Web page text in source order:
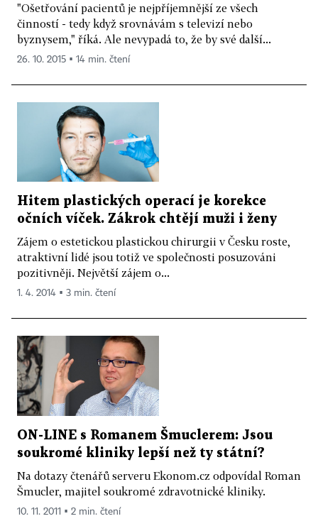
"Ošetřování pacientů je nejpříjemnější ze všech
činností - tedy když srovnávám s televizí nebo
byznysem," říká. Ale nevypadá to, že by své další...
26. 10. 2015 ▪ 14 min. čtení
Hitem plastických operací je korekce
očních víček. Zákrok chtějí muži i ženy
Zájem o estetickou plastickou chirurgii v Česku roste,
atraktivní lidé jsou totiž ve společnosti posuzováni
pozitivněji. Největší zájem o...
1. 4. 2014 ▪ 3 min. čtení
ON-LINE s Romanem Šmuclerem: Jsou
soukromé kliniky lepší než ty státní?
Na dotazy čtenářů serveru Ekonom.cz odpovídal Roman
Šmucler, majitel soukromé zdravotnické kliniky.
10. 11. 2011 ▪ 2 min. čtení